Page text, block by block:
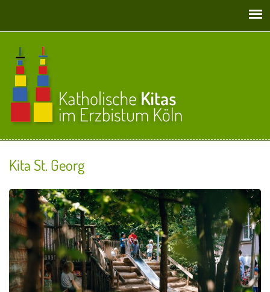
Kita St. Georg